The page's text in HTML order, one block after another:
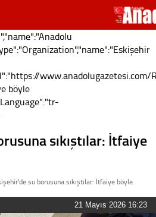
böyle
sıkıştılar: İtfaiye
su borusuna sıkıştılar: İtfaiye böyle
21 Mayıs 2026 16:23